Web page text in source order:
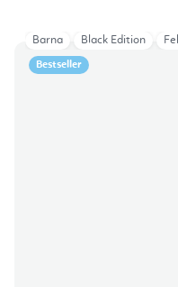
Bestseller
Barna Black Edition